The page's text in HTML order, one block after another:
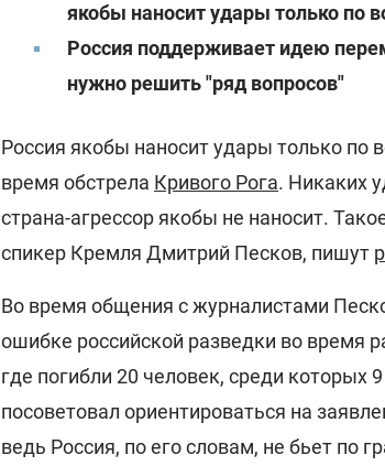
якобы наносит удары только по
Россия поддерживает идею
нужно решить "ряд вопросов"
Россия якобы наносит удары только по
время обстрела Кривого Рога. Никаких
страна-агрессор якобы не наносит.
спикер Кремля Дмитрий Песков, пишут
Во время общения с журналистами
ошибке российской разведки во время
где погибли 20 человек, среди которых
посоветовал ориентироваться на
ведь Россия, по его словам, не бьет по